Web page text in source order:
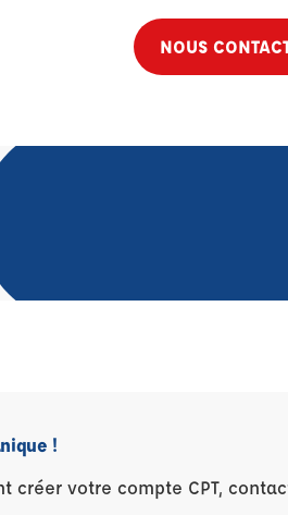
NOUS
!
créer votre compte CPT,